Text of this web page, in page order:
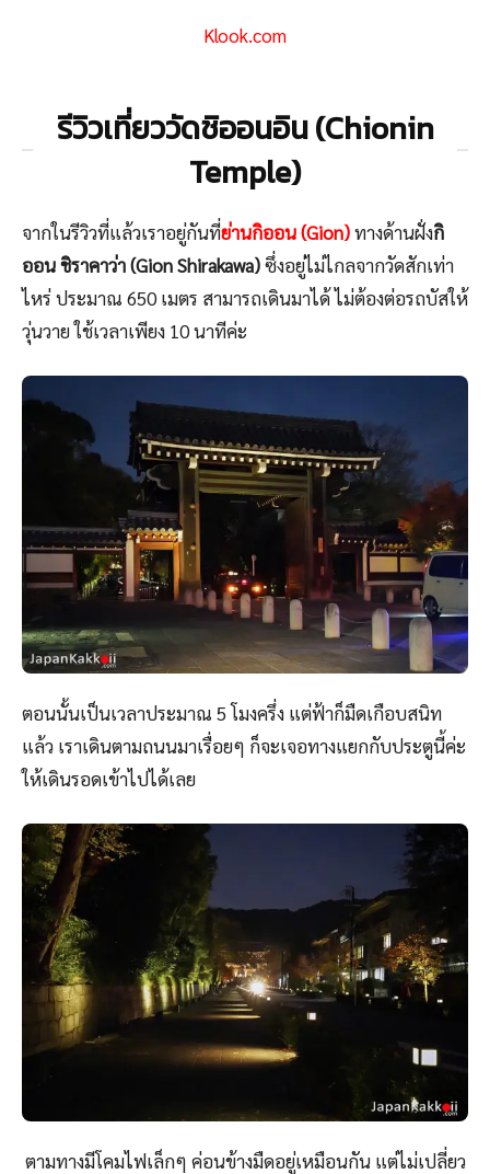
Klook.com
รีวิวเที่ยววัดชิออนอิน (Chionin
Temple)
จากในรีวิวที่แล้วเราอยู่กันที่ย่านกิออน (Gion)ทางด้านฝั่งกิ
ออน ชิราคาว่า (Gion Shirakawa)ซึ่งอยู่ไม่ไกลจากวัดสักเท่า
ไหร่ ประมาณ 650 เมตร สามารถเดินมาได้ ไม่ต้องต่อรถบัสให้
วุ่นวาย ใช้เวลาเพียง 10 นาทีค่ะ
ตอนนั้นเป็นเวลาประมาณ 5 โมงครึ่ง แต่ฟ้าก็มืดเกือบสนิท
แล้ว เราเดินตามถนนมาเรื่อยๆ ก็จะเจอทางแยกกับประตูนี้ค่ะ
ให้เดินรอดเข้าไปได้เลย
ตามทางมีโคมไฟเล็กๆ ค่อนข้างมืดอยู่เหมือนกัน แต่ไม่เปลี่ยว